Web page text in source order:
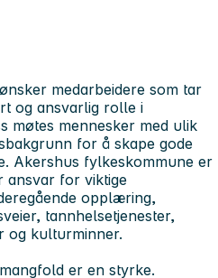
medarbeidere som tar
og ansvarlig rolle i
møtes mennesker med ulik
for å skape gode
Akershus fylkeskommune er
ansvar for viktige
opplæring,
tannhelsetjenester,
og kulturminner.
er en styrke.